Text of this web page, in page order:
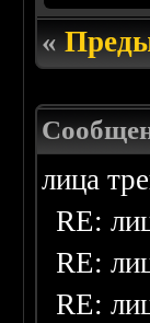
«
лица
RE:
RE:
RE: